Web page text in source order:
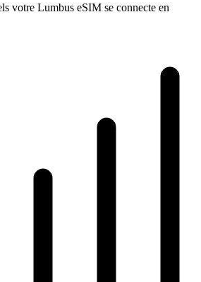
votre Lumbus eSIM se connecte en